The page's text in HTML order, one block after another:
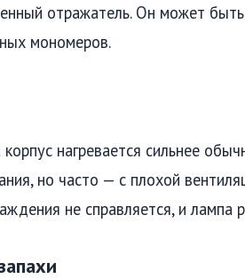
отражатель. Он может
мономеров.
нагревается сильнее
но часто — с плохой
не справляется, и лампа